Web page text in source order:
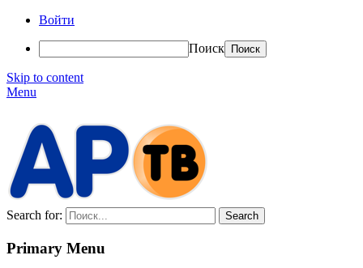
Войти
Поиск
Skip to content
Menu
Search for:
Primary Menu